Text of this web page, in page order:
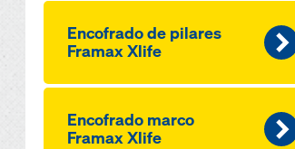
Encofrado de pilares
Framax Xlife
Encofrado marco
Framax Xlife